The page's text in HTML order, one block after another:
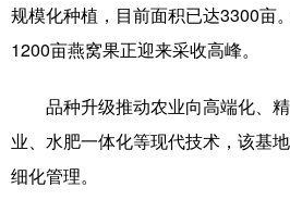
亚太网 上市公司 文
地方频道
北京 天津
规模化种植，目前面积已达3300亩
1200亩燕窝果正迎来采收高峰。
品种升级推动农业向高端化、精
业、水肥一体化等现代技术，该基
细化管理。